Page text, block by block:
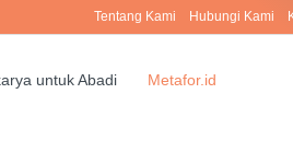
Tentang Kami Hubungi Kami
untuk Abadi Metafor.id